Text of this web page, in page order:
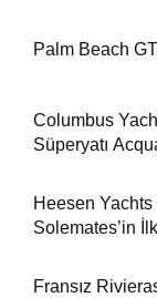
Palm Beach
Columbus
Süperyatı
Heesen
Solemates’in
Fransız